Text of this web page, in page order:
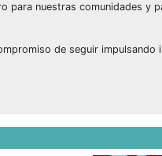
para nuestras comunidades y
de seguir impulsando